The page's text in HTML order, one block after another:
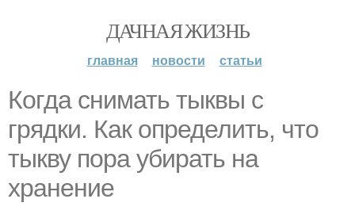
ДАЧНАЯ ЖИЗНЬ
главная новости статьи
Когда снимать тыквы с
грядки. Как определить, что
тыкву пора убирать на
хранение